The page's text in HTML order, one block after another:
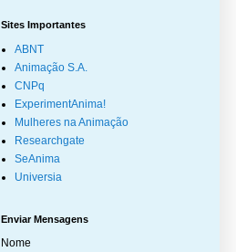
Sites Importantes
ABNT
Animação S.A.
CNPq
ExperimentAnima!
Mulheres na Animação
Researchgate
SeAnima
Universia
Enviar Mensagens
Nome